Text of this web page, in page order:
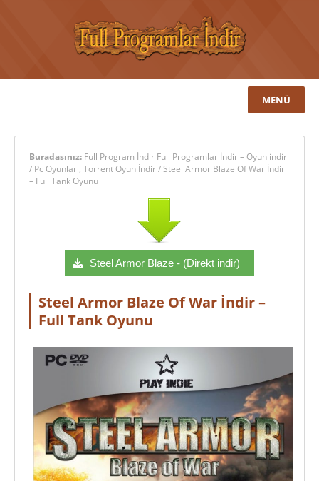
MENÜ
Buradasınız: Full Program İndir Full Programlar İndir – Oyun indir
/ Pc Oyunları, Torrent Oyun İndir/Steel Armor Blaze Of War İndir
– Full Tank Oyunu
Steel Armor Blaze - (Direkt indir)
Steel Armor Blaze Of War İndir –
Full Tank Oyunu